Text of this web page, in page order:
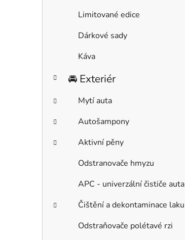
Limitované edice
Dárkové sady
Káva
🚘 Exteriér
Mytí auta
Autošampony
Aktivní pěny
Odstranovače hmyzu
APC - univerzální čističe auta
Čištění a dekontaminace laku
Odstraňovače polétavé rzi